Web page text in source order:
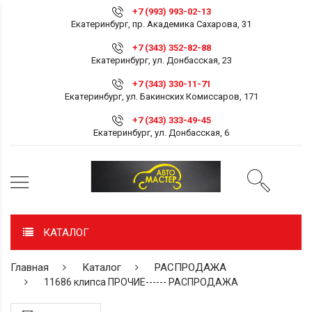
+7 (993) 993-02-13
Екатеринбург, пр. Академика Сахарова, 31
+7 (343) 352-82-88
Екатеринбург, ул. Донбасская, 23
+7 (343) 330-11-71
Екатеринбург, ул. Бакинских Комиссаров, 171
+7 (343) 333-49-45
Екатеринбург, ул. Донбасская, 6
КАТАЛОГ
Главная Каталог РАСПРОДАЖА
11686 клипса ПРОЧИЕ------ РАСПРОДАЖА